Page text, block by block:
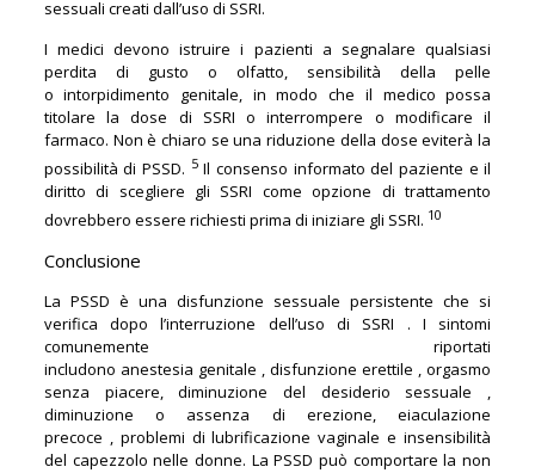
sessuali creati dall’uso di SSRI.
I medici devono istruire i pazienti a segnalare qualsiasi
perdita di gusto o olfatto, sensibilità della pelle
o intorpidimento genitale, in modo che il medico possa
titolare la dose di SSRI o interrompere o modificare il
farmaco. Non è chiaro se una riduzione della dose eviterà la
possibilità di PSSD. 5Il consenso informato del paziente e il
diritto di scegliere gli SSRI come opzione di trattamento
dovrebbero essere richiesti prima di iniziare gli SSRI. 10
Conclusione
La PSSD è una disfunzione sessuale persistente che si
verifica dopo l’interruzione dell’uso di SSRI . I sintomi
comunemente riportati
includono anestesia genitale , disfunzione erettile , orgasmo
senza piacere, diminuzione del desiderio sessuale ,
diminuzione o assenza di erezione, eiaculazione
precoce , problemi di lubrificazione vaginale e insensibilità
del capezzolo nelle donne. La PSSD può comportare la non